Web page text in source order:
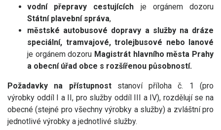
vodní přepravy cestujících je orgánem dozoru
Státní plavební správa,
městské autobusové dopravy a služby na dráze
speciální, tramvajové, trolejbusové nebo lanové
je orgánem dozoru Magistrát hlavního města Prahy
a obecní úřad obce s rozšířenou působností.
Požadavky na přístupnost stanoví příloha č. 1 (pro
výrobky oddíl I a II, pro služby oddíl III a IV), rozdělují se na
obecné (stejné pro všechny výrobky a služby) a zvláštní pro
jednotlivé výrobky a jednotlivé služby.